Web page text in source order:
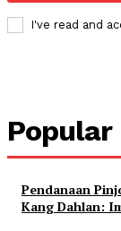
I've read and
Popular
Pendanaan
Kang Dahlan: